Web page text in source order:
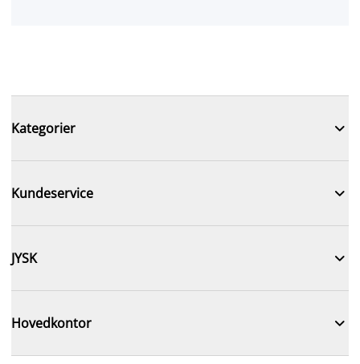
Kategorier 
Kundeservice 
JYSK 
Hovedkontor 